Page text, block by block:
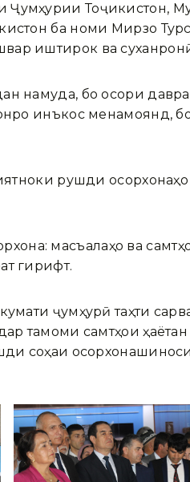
Ҷумҳурии Тоҷикистон,
ба номи Мирзо
иштирок ва
намуда, бо осори
инъкос менамоянд,
рушди
масъалаҳо ва
гирифт.
ҷумҳурӣ таҳти
тамоми самтҳои
соҳаи